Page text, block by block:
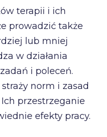
terapii i ich
prowadzić także
lub mniej
w działania
i poleceń.
norm i zasad
przestrzeganie
efekty pracy.